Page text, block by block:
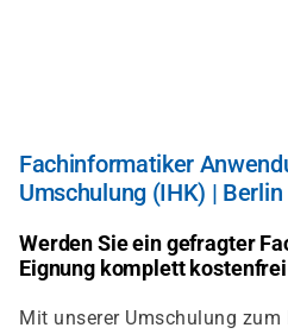
Fachinformatiker
Umschulung (IHK) | Berlin
Werden Sie ein gefragter
Eignung komplett kostenfrei
Mit unserer Umschulung